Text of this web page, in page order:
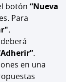
botón “Nueva
Para
.
en una